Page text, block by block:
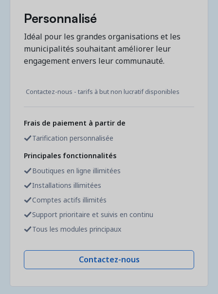
Personnalisé
Idéal pour les grandes organisations et les
municipalités souhaitant améliorer leur
engagement envers leur communauté.
Contactez-nous - tarifs à but non lucratif disponibles
Frais de paiement à partir de
Tarification personnalisée
Principales fonctionnalités
Boutiques en ligne illimitées
Installations illimitées
Comptes actifs illimités
Support prioritaire et suivis en continu
Tous les modules principaux
Contactez-nous